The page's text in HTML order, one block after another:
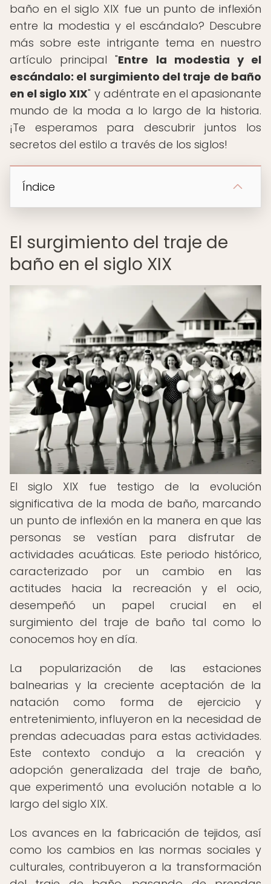
baño en el siglo XIX fue un punto de inflexión
entre la modestia y el escándalo? Descubre
más sobre este intrigante tema en nuestro
artículo principal "Entre la modestia y el
escándalo: el surgimiento del traje de baño
en el siglo XIX" y adéntrate en el apasionante
mundo de la moda a lo largo de la historia.
¡Te esperamos para descubrir juntos los
secretos del estilo a través de los siglos!
Índice
El surgimiento del traje de
baño en el siglo XIX
El siglo XIX fue testigo de la evolución
significativa de la moda de baño, marcando
un punto de inflexión en la manera en que las
personas se vestían para disfrutar de
actividades acuáticas. Este periodo histórico,
caracterizado por un cambio en las
actitudes hacia la recreación y el ocio,
desempeñó un papel crucial en el
surgimiento del traje de baño tal como lo
conocemos hoy en día.
La popularización de las estaciones
balnearias y la creciente aceptación de la
natación como forma de ejercicio y
entretenimiento, influyeron en la necesidad de
prendas adecuadas para estas actividades.
Este contexto condujo a la creación y
adopción generalizada del traje de baño,
que experimentó una evolución notable a lo
largo del siglo XIX.
Los avances en la fabricación de tejidos, así
como los cambios en las normas sociales y
culturales, contribuyeron a la transformación